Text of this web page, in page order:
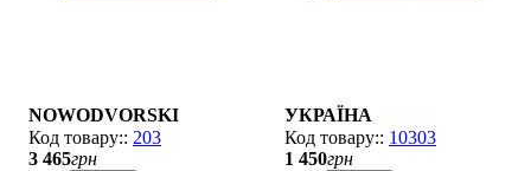
NOWODVORSKI
203
3 465грн
УКРАЇНА
10303
1 450грн